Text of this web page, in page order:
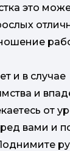
это
и в случае
и
от
вами и